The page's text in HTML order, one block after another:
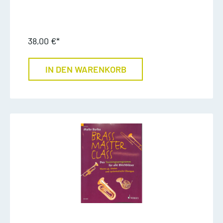
38,00 €*
IN DEN WARENKORB